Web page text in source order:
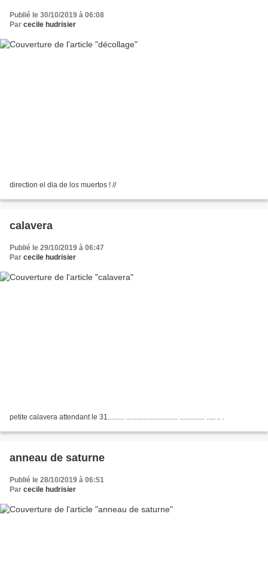
Publié le 30/10/2019 à 06:08
Par cecile hudrisier
direction el dia de los muertos ! //
calavera
Publié le 29/10/2019 à 06:47
Par cecile hudrisier
petite calavera attendant le 31......... ............................. .............. ..... .. .
anneau de saturne
Publié le 28/10/2019 à 06:51
Par cecile hudrisier